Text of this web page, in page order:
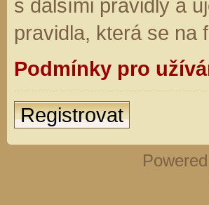
s dalšími pravidly a
pravidla, která se na
Podmínky pro
Registrovat